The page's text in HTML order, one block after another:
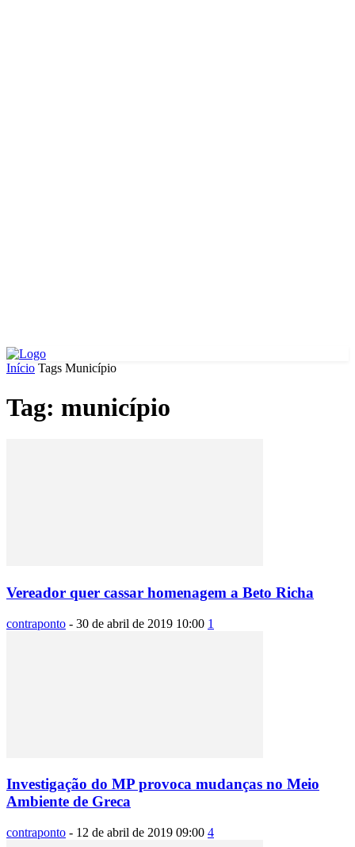
Início Tags Município
Tag: município
Vereador quer cassar homenagem a Beto Richa
contraponto - 30 de abril de 2019 10:00 1
Investigação do MP provoca mudanças no Meio
Ambiente de Greca
contraponto - 12 de abril de 2019 09:00 4